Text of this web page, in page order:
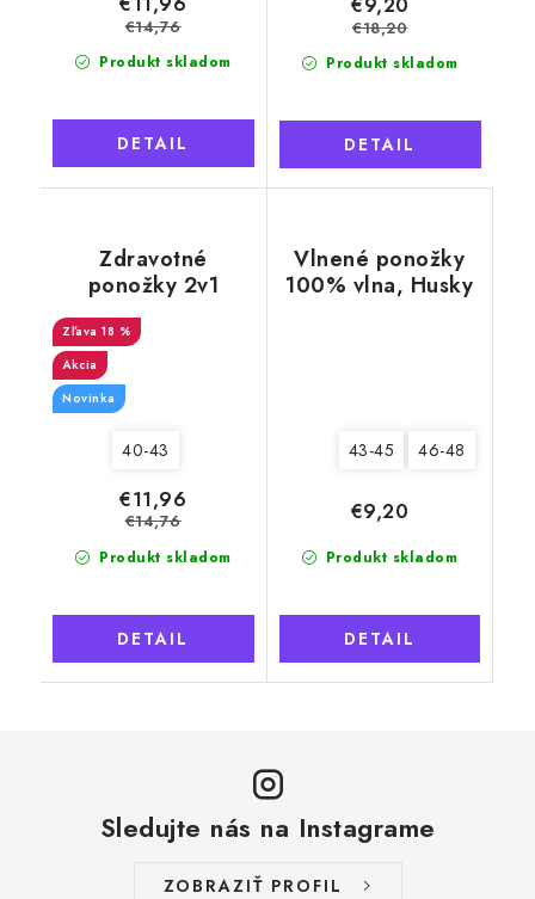
Produkt skladom
€14,76
DETAIL
Produkt skladom
€9,20
€18,20
DETAIL
Zdravotné
ponožky 2v1
Merino Natural
Wool 6 pánske,
18 %
Akcia
Novinka
40-43
Produkt skladom
€11,96
€14,76
DETAIL
Vlnené ponožky
100% vlna, Husky
43-45 46-48
Produkt skladom
€9,20
DETAIL
Sledujte nás na Instagrame
ZOBRAZIŤ PROFIL